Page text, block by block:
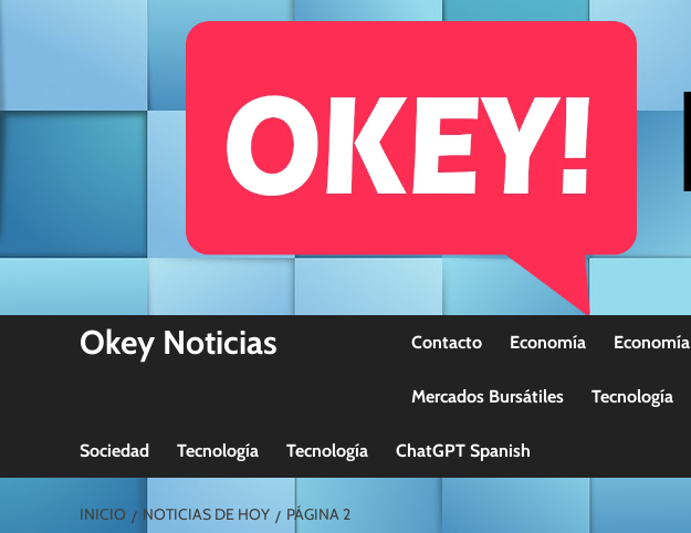
Okey Noticias Contacto Economía Economía
Mercados Bursátiles Tecnología
Sociedad Tecnología Tecnología ChatGPT Spanish
INICIO NOTICIAS DE HOY PÁGINA 2